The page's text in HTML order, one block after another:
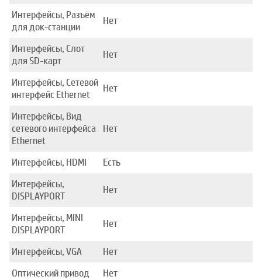
Интерфейсы, Разъём
для док-станции
Нет
Интерфейсы, Слот
для SD-карт
Нет
Интерфейсы, Сетевой
интерфейс Ethernet
Нет
Интерфейсы, Вид
сетевого интерфейса
Ethernet
Нет
Интерфейсы, HDMI
Есть
Интерфейсы,
DISPLAYPORT
Нет
Интерфейсы, MINI
DISPLAYPORT
Нет
Интерфейсы, VGA
Нет
Оптический привод
Нет